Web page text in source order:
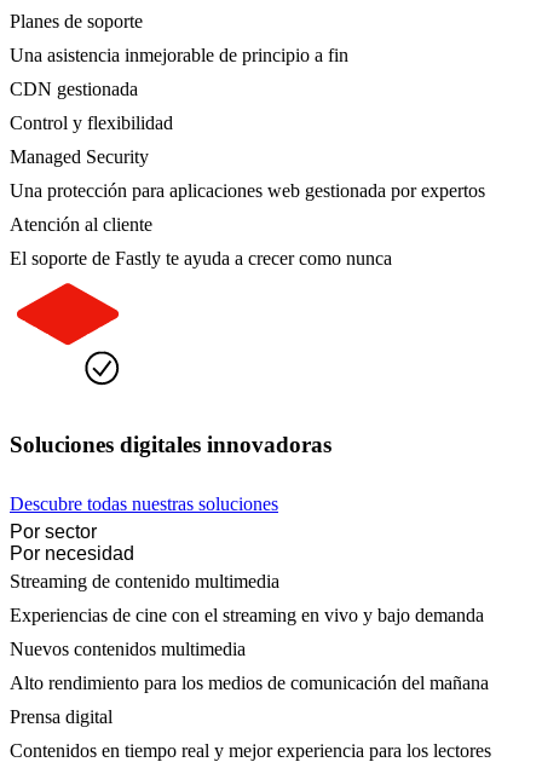
Planes de soporte
Una asistencia inmejorable de principio a fin
CDN gestionada
Control y flexibilidad
Managed Security
Una protección para aplicaciones web gestionada por expertos
Atención al cliente
El soporte de Fastly te ayuda a crecer como nunca
Soluciones digitales innovadoras
Descubre todas nuestras soluciones
Por sector
Por necesidad
Streaming de contenido multimedia
Experiencias de cine con el streaming en vivo y bajo demanda
Nuevos contenidos multimedia
Alto rendimiento para los medios de comunicación del mañana
Prensa digital
Contenidos en tiempo real y mejor experiencia para los lectores